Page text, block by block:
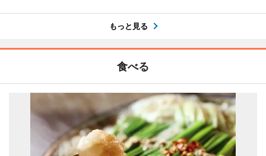
もっと見る
食べる